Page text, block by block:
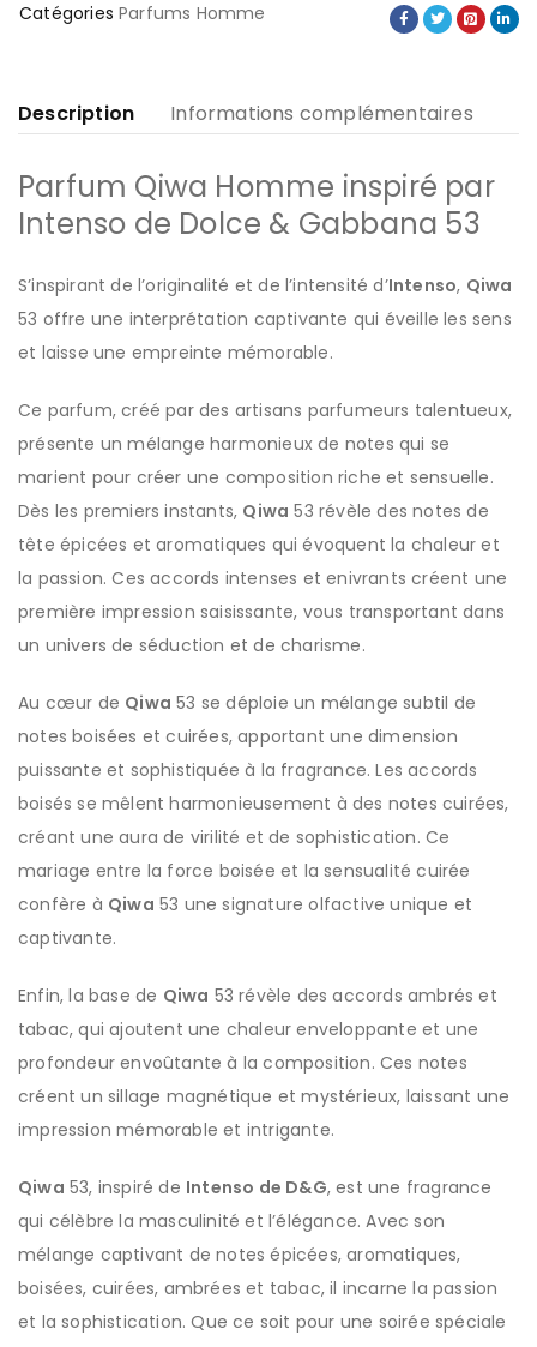
Catégories Parfums Homme
Description Informations complémentaires
Parfum Qiwa Homme inspiré par
Intenso de Dolce & Gabbana 53
S’inspirant de l’originalité et de l’intensité d’Intenso, Qiwa
53 offre une interprétation captivante qui éveille les sens
et laisse une empreinte mémorable.
Ce parfum, créé par des artisans parfumeurs talentueux,
présente un mélange harmonieux de notes qui se
marient pour créer une composition riche et sensuelle.
Dès les premiers instants, Qiwa 53 révèle des notes de
tête épicées et aromatiques qui évoquent la chaleur et
la passion. Ces accords intenses et enivrants créent une
première impression saisissante, vous transportant dans
un univers de séduction et de charisme.
Au cœur de Qiwa 53 se déploie un mélange subtil de
notes boisées et cuirées, apportant une dimension
puissante et sophistiquée à la fragrance. Les accords
boisés se mêlent harmonieusement à des notes cuirées,
créant une aura de virilité et de sophistication. Ce
mariage entre la force boisée et la sensualité cuirée
confère à Qiwa 53 une signature olfactive unique et
captivante.
Enfin, la base de Qiwa 53 révèle des accords ambrés et
tabac, qui ajoutent une chaleur enveloppante et une
profondeur envoûtante à la composition. Ces notes
créent un sillage magnétique et mystérieux, laissant une
impression mémorable et intrigante.
Qiwa 53, inspiré de Intenso de D&G, est une fragrance
qui célèbre la masculinité et l’élégance. Avec son
mélange captivant de notes épicées, aromatiques,
boisées, cuirées, ambrées et tabac, il incarne la passion
et la sophistication. Que ce soit pour une soirée spéciale